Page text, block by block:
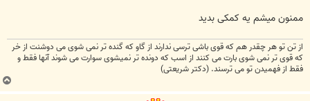
ممنون میشم یه کمکی بدید
از تن تو هر چقدر هم كه قوی باشی ترسی ندارند از گاو كه گنده تر نمی شوی می دوشنت از خر
كه قوی تر نمی شوی بارت می كنند از اسب كه دونده تر نمیشوی سوارت می شوند آنها فقط و
فقط از فهمیدن تو می ترسند. (دکتر شریعتی)
ب
ا